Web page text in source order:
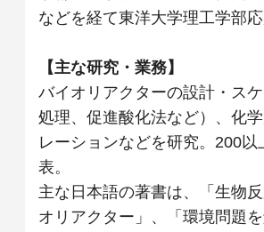
などを経て東洋大学理工学部
【主な研究・業務】
バイオリアクターの設計・ス
処理、促進酸化法など）、化
レーションなどを研究。200
表。
主な日本語の著書は、「生物
オリアクター」、「環境問題